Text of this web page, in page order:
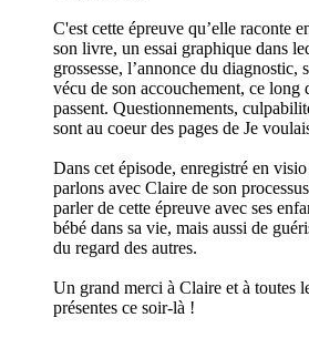
C'est cette épreuve qu’elle raconte
son livre, un essai graphique dans
grossesse, l’annonce du diagnostic,
vécu de son accouchement, ce long
passent. Questionnements,
sont au coeur des pages de Je
Dans cet épisode, enregistré en
parlons avec Claire de son
parler de cette épreuve avec ses
bébé dans sa vie, mais aussi de
du regard des autres.
Un grand merci à Claire et à toutes
présentes ce soir-là !